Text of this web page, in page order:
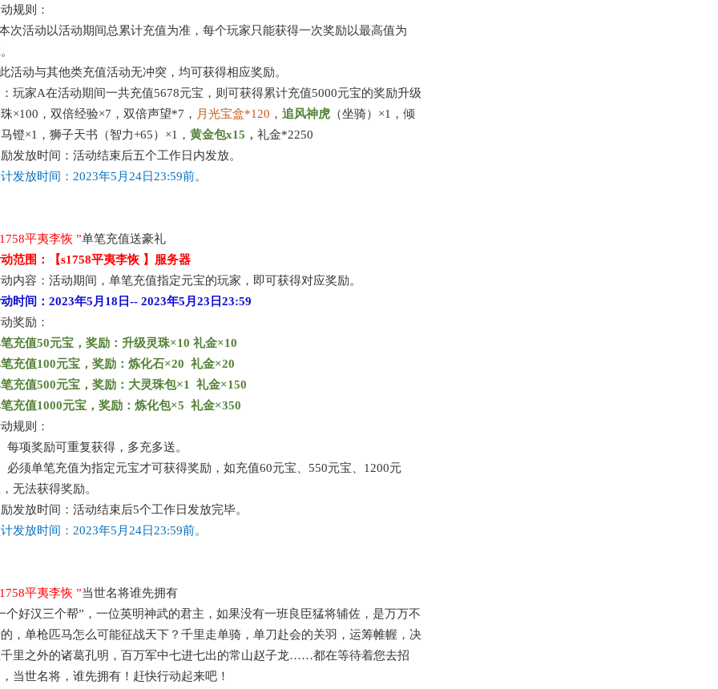
规则：
次活动以活动期间总累计充值为准，每个玩家只能获得一次奖励以最高值为
活动与其他类充值活动无冲突，均可获得相应奖励。
玩家A在活动期间一共充值5678元宝，则可获得累计充值5000元宝的奖励升级
×100，双倍经验×7，双倍声望*7， 月光宝盒*1 20 ， 追风神虎（坐骑） ×1，倾
镫×1，狮子天书（智力+65）×1， 黄金包x15 ， 礼金*2250
发放时间：活动结束后五个工作日内发放。
发放时间： 2023年5月24日 23:59前。
平夷李恢 ”单笔充值送豪礼
范围：【s1758平夷李恢 】服务器
内容：活动期间，单笔充值指定元宝的玩家，即可获得对应奖励。
时间： 2023年5月18日-- 2023年5月23日23:59
奖励：
充值50元宝，奖励：升级灵珠×10 礼金×10
充值100元宝，奖励：炼化石×20 礼金×20
充值500元宝，奖励：大灵珠包×1 礼金×150
充值1000元宝，奖励：炼化包×5 礼金×350
规则：
每项奖励可重复获得，多充多送。
必须单笔充值为指定元宝才可获得奖励，如充值60元宝、550元宝、1200元
无法获得奖励。
发放时间：活动结束后5个工作日发放完毕。
发放时间： 2023年5月24日 23:59前。
平夷李恢 ”当世名将谁先拥有
个好汉三个帮”，一位英明神武的君主，如果没有一班良臣猛将辅佐，是万万不
，单枪匹马怎么可能征战天下？千里走单骑，单刀赴会的关羽，运筹帷幄，决
里之外的诸葛孔明，百万军中七进七出的常山赵子龙……都在等待着您去招
当世名将，谁先拥有！赶快行动起来吧！